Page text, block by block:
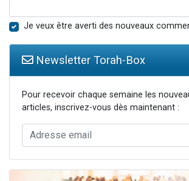
Je veux être averti des nouveaux
Newsletter Torah-Box
Pour recevoir chaque semaine les
articles, inscrivez-vous dès maintenant :